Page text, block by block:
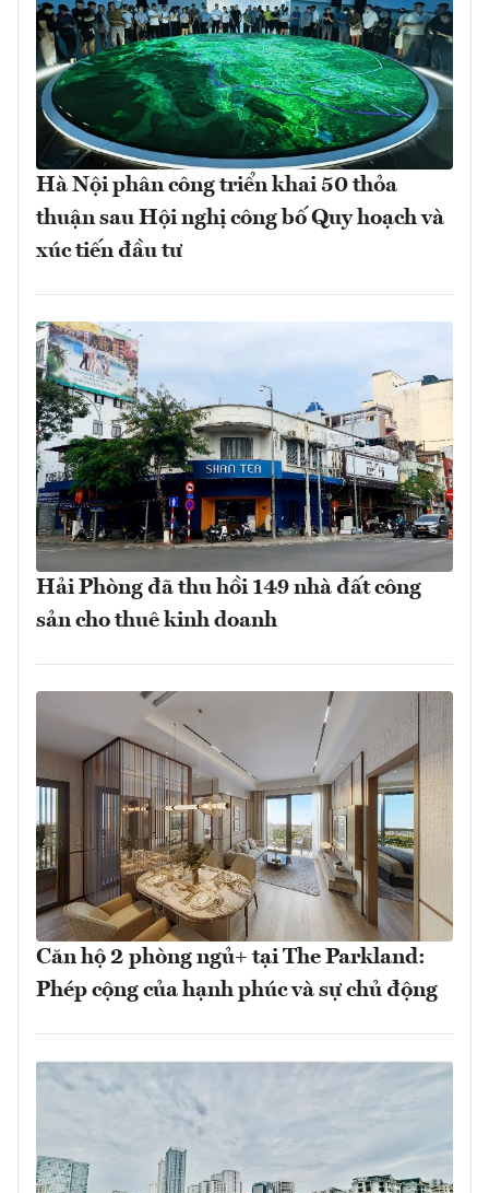
Hà Nội phân công triển khai 50 thỏa
thuận sau Hội nghị công bố Quy hoạch và
xúc tiến đầu tư
Hải Phòng đã thu hồi 149 nhà đất công
sản cho thuê kinh doanh
Căn hộ 2 phòng ngủ+ tại The Parkland:
Phép cộng của hạnh phúc và sự chủ động